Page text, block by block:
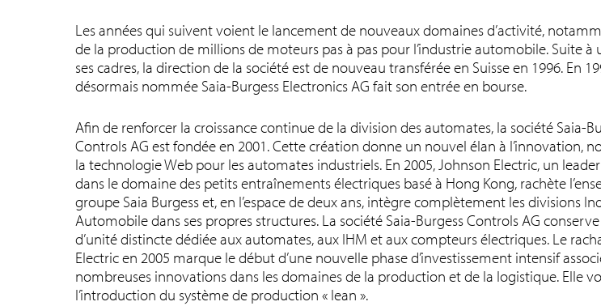
Les années qui suivent voient le lancement de nouveaux domaines d’activité,
de la production de millions de moteurs pas à pas pour l’industrie automobile. Suite à
ses cadres, la direction de la société est de nouveau transférée en Suisse en 1996. En
désormais nommée Saia-Burgess Electronics AG fait son entrée en bourse.
Afin de renforcer la croissance continue de la division des automates, la société Saia-
Controls AG est fondée en 2001. Cette création donne un nouvel élan à l’innovation,
la technologie Web pour les automates industriels. En 2005, Johnson Electric, un
dans le domaine des petits entraînements électriques basé à Hong Kong, rachète
groupe Saia Burgess et, en l’espace de deux ans, intègre complètement les divisions
Automobile dans ses propres structures. La société Saia-Burgess Controls AG
d’unité distincte dédiée aux automates, aux IHM et aux compteurs électriques. Le
Electric en 2005 marque le début d’une nouvelle phase d’investissement intensif
nombreuses innovations dans les domaines de la production et de la logistique. Elle
l’introduction du système de production « lean ».